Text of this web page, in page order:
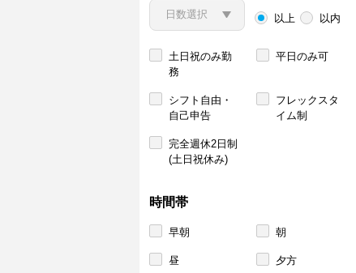
以上 以内
土日祝のみ勤
務
平日のみ可
シフト自由・
自己申告
フレックスタ
イム制
完全週休2日制
(土日祝休み)
時間帯
早朝 朝
昼 夕方